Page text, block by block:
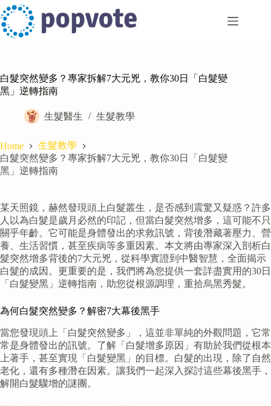
Skip
to
content
白髮突然變多？專家拆解7大元兇，教你30日「白髮變
黑」逆轉指南
生髮醫生 生髮教學
Home
生髮教學
白髮突然變多？專家拆解7大元兇，教你30日「白髮變
黑」逆轉指南
某天照鏡，赫然發現頭上白髮叢生，是否感到震驚又疑惑？許多
人以為白髮是歲月必然的印記，但當白髮突然增多，這可能不只
關乎年齡。它可能是身體發出的求救訊號，背後潛藏著壓力、營
養、生活習慣，甚至疾病等多重因素。本文將由專家深入剖析白
髮突然增多背後的7大元兇，從科學實證到中醫智慧，全面揭示
白髮的成因。更重要的是，我們將為您提供一套詳盡實用的30日
「白髮變黑」逆轉指南，助您從根源調理，重拾烏黑秀髮。
為何白髮突然變多？解密7大幕後黑手
當您發現頭上「白髮突然變多」，這並非單純的外觀問題，它常
常是身體發出的訊號。了解「白髮增多原因」有助於我們從根本
上著手，甚至實現「白髮變黑」的目標。白髮的出現，除了自然
老化，還有多種潛在因素。讓我們一起深入探討這些幕後黑手，
解開白髮驟增的謎團。